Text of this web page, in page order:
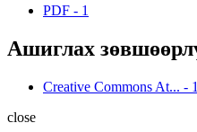
PDF - 1
Ашиглах
Creative Commons At... - 1
close